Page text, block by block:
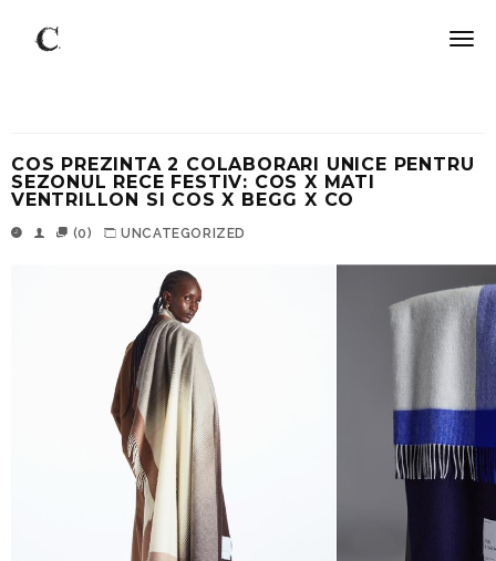
COS PREZINTA 2 COLABORARI UNICE PENTRU
SEZONUL RECE FESTIV: COS X MATI
VENTRILLON SI COS X BEGG X CO
(0) UNCATEGORIZED